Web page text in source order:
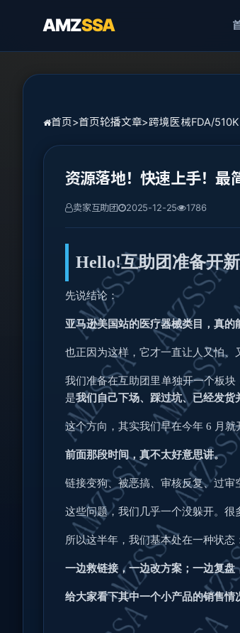
AMZSSA
首页>首页轮播文章>跨境医械FDA/510K
资源落地！快速上手！最
卖家互助团 2025-12-25 1786
Hello!互助团准备开
先说结论：
亚马逊美国站的医疗器械类目，真的
也正因为这样，它才一直让人又怕、
我们准备在互助团里单独开一个板
是我们自己下场、踩过坑、已经发货
这个方向，其实我们早在今年 6 月
前面那段时间，真不太好意思讲。
链接变狗、被恶搞、审核反复、过
这些问题，我们几乎一个没躲开。很
所以这半年，我们基本处在一种状态
一边救链接，一边改方案；一边复盘
给大家看下其中一个小产品的销售情